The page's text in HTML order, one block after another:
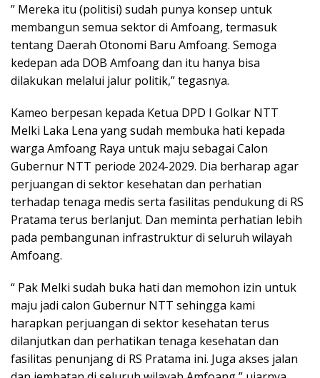
” Mereka itu (politisi) sudah punya konsep untuk
membangun semua sektor di Amfoang, termasuk
tentang Daerah Otonomi Baru Amfoang. Semoga
kedepan ada DOB Amfoang dan itu hanya bisa
dilakukan melalui jalur politik,” tegasnya.
Kameo berpesan kepada Ketua DPD I Golkar NTT
Melki Laka Lena yang sudah membuka hati kepada
warga Amfoang Raya untuk maju sebagai Calon
Gubernur NTT periode 2024-2029. Dia berharap agar
perjuangan di sektor kesehatan dan perhatian
terhadap tenaga medis serta fasilitas pendukung di RS
Pratama terus berlanjut. Dan meminta perhatian lebih
pada pembangunan infrastruktur di seluruh wilayah
Amfoang.
“ Pak Melki sudah buka hati dan memohon izin untuk
maju jadi calon Gubernur NTT sehingga kami
harapkan perjuangan di sektor kesehatan terus
dilanjutkan dan perhatikan tenaga kesehatan dan
fasilitas penunjang di RS Pratama ini. Juga akses jalan